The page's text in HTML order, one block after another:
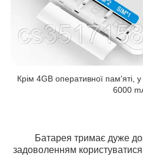
Крім 4GB оперативної пам'яті,
6000
Батарея тримає дуже
задоволенням